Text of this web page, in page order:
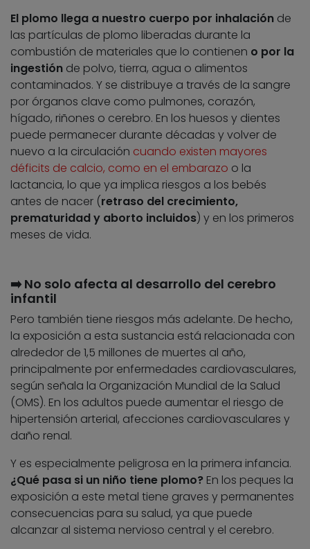
El plomo llega a nuestro cuerpo por inhalación de
las partículas de plomo liberadas durante la
combustión de materiales que lo contienen o por la
ingestión de polvo, tierra, agua o alimentos
contaminados. Y se distribuye a través de la sangre
por órganos clave como pulmones, corazón,
hígado, riñones o cerebro. En los huesos y dientes
puede permanecer durante décadas y volver de
nuevo a la circulación cuando existen mayores
déficits de calcio, como en el embarazo o la
lactancia, lo que ya implica riesgos a los bebés
antes de nacer (retraso del crecimiento,
prematuridad y aborto incluidos) y en los primeros
meses de vida.
➡️ No solo afecta al desarrollo del cerebro
infantil
Pero también tiene riesgos más adelante. De hecho,
la exposición a esta sustancia está relacionada con
alrededor de 1,5 millones de muertes al año,
principalmente por enfermedades cardiovasculares,
según señala la Organización Mundial de la Salud
(OMS). En los adultos puede aumentar el riesgo de
hipertensión arterial, afecciones cardiovasculares y
daño renal.
Y es especialmente peligrosa en la primera infancia.
¿Qué pasa si un niño tiene plomo? En los peques la
exposición a este metal tiene graves y permanentes
consecuencias para su salud, ya que puede
alcanzar al sistema nervioso central y el cerebro.